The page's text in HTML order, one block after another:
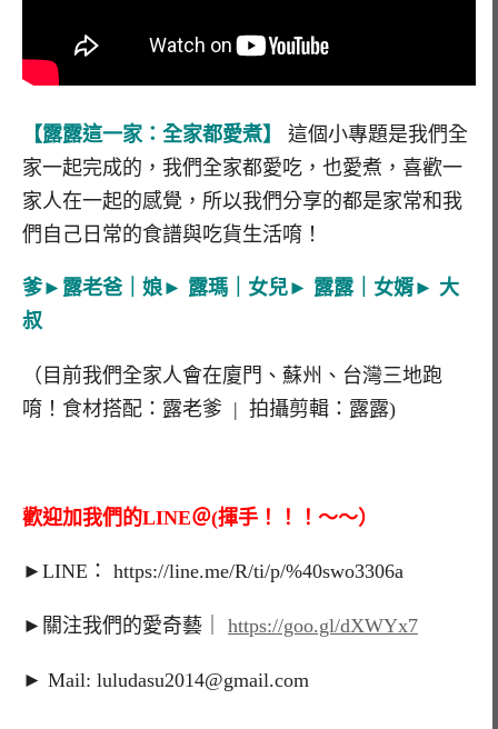
【露露這一家：全家都愛煮】
這個小專題是我們全
家一起完成的，我們全家都愛吃，也愛煮，喜歡一
家人在一起的感覺，所以我們分享的都是家常和我
們自己日常的食譜與吃貨生活唷！
爹►露老爸｜娘► 露瑪｜女兒► 露露｜女婿► 大
叔
（目前我們全家人會在廈門、蘇州、台灣三地跑
唷！食材搭配：露老爹 | 拍攝剪輯：露露)
歡迎加我們的LINE＠(揮手！！！～～）
►LINE： https://line.me/R/ti/p/%40swo3306a
►關注我們的愛奇藝｜ https://goo.gl/dXWYx7
► Mail: luludasu2014@gmail.com